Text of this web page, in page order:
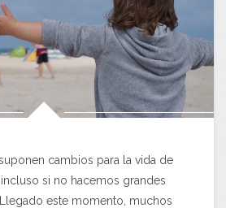
suponen cambios para la vida de
si no hacemos grandes
este momento, muchos